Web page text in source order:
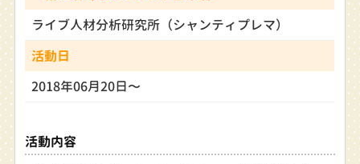
ライブ人材分析研究所（シャンティプレマ）
活動日
2018年06月20日〜
活動内容